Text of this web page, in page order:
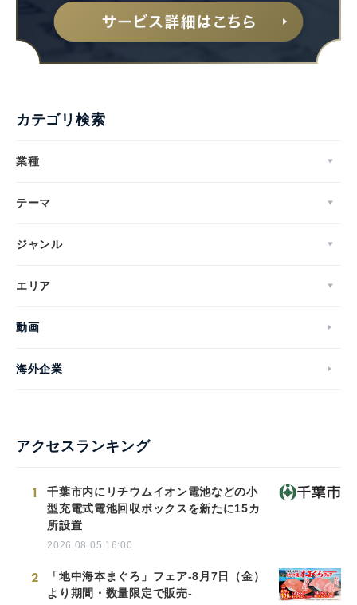
カテゴリ検索
業種
テーマ
ジャンル
エリア
動画
海外企業
アクセスランキング
1
千葉市内にリチウムイオン電池などの小
型充電式電池回収ボックスを新たに15カ
所設置
2026.08.05 16:00
2
「地中海本まぐろ」フェア-8月7日（金）
より期間・数量限定で販売-